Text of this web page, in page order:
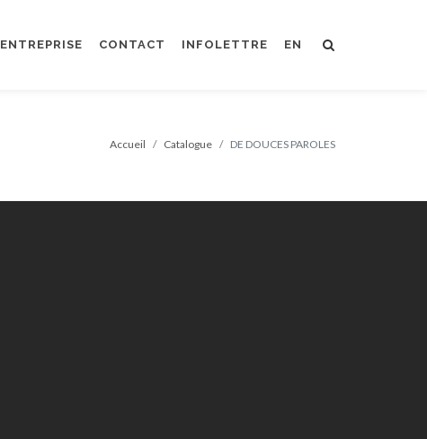
ENTREPRISE CONTACT INFOLETTRE EN
Accueil Catalogue DE DOUCES PAROLES